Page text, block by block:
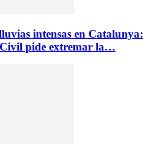
intensas en Catalunya:
pide extremar la…